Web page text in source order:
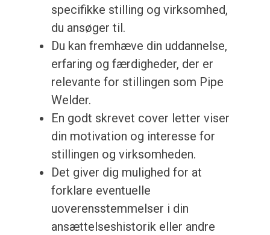
specifikke stilling og virksomhed,
du ansøger til.
Du kan fremhæve din uddannelse,
erfaring og færdigheder, der er
relevante for stillingen som Pipe
Welder.
En godt skrevet cover letter viser
din motivation og interesse for
stillingen og virksomheden.
Det giver dig mulighed for at
forklare eventuelle
uoverensstemmelser i din
ansættelseshistorik eller andre